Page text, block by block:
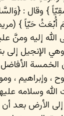
} وقال : {
أُبْعَثُ حَيّاً
إليه ومنَّ
الإنجيل إلى
الخمسة
، وإبراهيم ،
الله وسلامه
إلى الأرض بعد